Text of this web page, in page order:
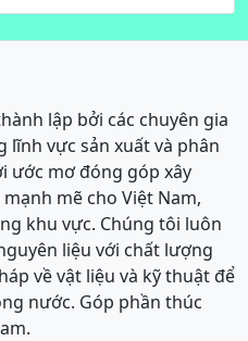
lập bởi các chuyên gia
vực sản xuất và phân
ước mơ đóng góp xây
mẽ cho Việt Nam,
khu vực. Chúng tôi luôn
liệu với chất lượng
về vật liệu và kỹ thuật để
nước. Góp phần thúc